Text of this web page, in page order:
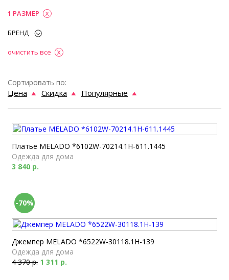
1 РАЗМЕР
БРЕНД
очистить все
Сортировать по:
Цена Скидка Популярные
Платье MELADO *6102W-70214.1H-611.1445
Одежда для дома
3 840 р.
-70%
Джемпер MELADO *6522W-30118.1H-139
Одежда для дома
4 370 р. 1 311 р.